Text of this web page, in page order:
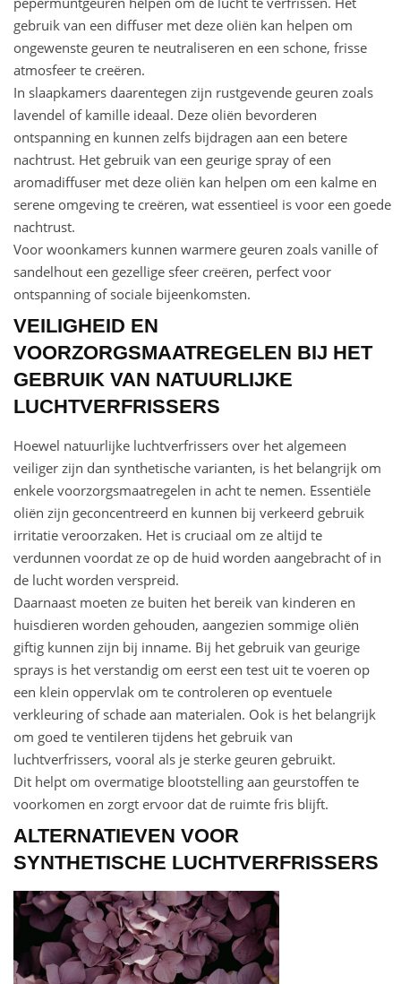
gebruik van een diffuser met deze oliën kan helpen om
ongewenste geuren te neutraliseren en een schone, frisse
atmosfeer te creëren.
In slaapkamers daarentegen zijn rustgevende geuren zoals
lavendel of kamille ideaal. Deze oliën bevorderen
ontspanning en kunnen zelfs bijdragen aan een betere
nachtrust. Het gebruik van een geurige spray of een
aromadiffuser met deze oliën kan helpen om een kalme en
serene omgeving te creëren, wat essentieel is voor een goede
nachtrust.
Voor woonkamers kunnen warmere geuren zoals vanille of
sandelhout een gezellige sfeer creëren, perfect voor
ontspanning of sociale bijeenkomsten.
VEILIGHEID EN
VOORZORGSMAATREGELEN BIJ HET
GEBRUIK VAN NATUURLIJKE
LUCHTVERFRISSERS
Hoewel natuurlijke luchtverfrissers over het algemeen
veiliger zijn dan synthetische varianten, is het belangrijk om
enkele voorzorgsmaatregelen in acht te nemen. Essentiële
oliën zijn geconcentreerd en kunnen bij verkeerd gebruik
irritatie veroorzaken. Het is cruciaal om ze altijd te
verdunnen voordat ze op de huid worden aangebracht of in
de lucht worden verspreid.
Daarnaast moeten ze buiten het bereik van kinderen en
huisdieren worden gehouden, aangezien sommige oliën
giftig kunnen zijn bij inname. Bij het gebruik van geurige
sprays is het verstandig om eerst een test uit te voeren op
een klein oppervlak om te controleren op eventuele
verkleuring of schade aan materialen. Ook is het belangrijk
om goed te ventileren tijdens het gebruik van
luchtverfrissers, vooral als je sterke geuren gebruikt.
Dit helpt om overmatige blootstelling aan geurstoffen te
voorkomen en zorgt ervoor dat de ruimte fris blijft.
ALTERNATIEVEN VOOR
SYNTHETISCHE LUCHTVERFRISSERS